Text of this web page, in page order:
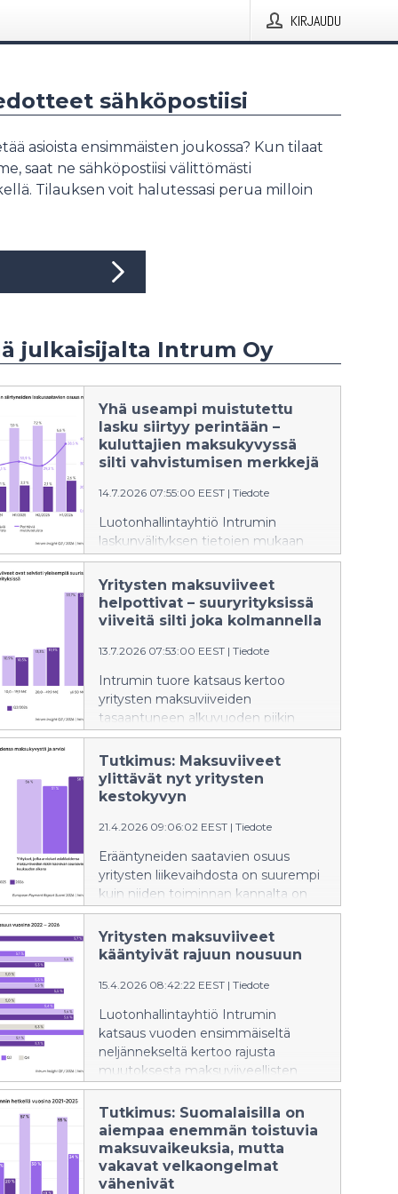
KIRJAUDU
sähköpostiisi
asioista ensimmäisten joukossa? Kun tilaat
saat ne sähköpostiisi välittömästi
Tilauksen voit halutessasi perua milloin
julkaisijalta Intrum Oy
Yhä useampi muistutettu
lasku siirtyy perintään –
kuluttajien maksukyvyssä
silti vahvistumisen merkkejä
14.7.2026 07:55:00 EEST | Tiedote
Luotonhallintayhtiö Intrumin
laskunvälityksen tietojen mukaan
kaikista laskuista sekä
muistutetuista laskuista perintään
siirtyvien osuudet ovat nousseet
korkeimmalle tasolle viiteen
laskuista perintään siirtyi aiempaa
huomattavasti suurempi osuus.
Samalla kuluttajaperinnän tiedoissa
näkyy kaksijakoinen kehitys:
perintätapausten määrät kasvoivat,
perintäonnistumilla mitattuna.
Yritysten maksuviiveet
helpottivat – suuryrityksissä
viiveitä silti joka kolmannella
13.7.2026 07:53:00 EEST | Tiedote
Intrumin tuore katsaus kertoo
yritysten maksuviiveiden
tasaantuneen alkuvuoden piikin
jälkeen. Maksuviiveellisten yritysten
osuus laski keväällä, mutta tarkempi
tutkimus osoittaa viiveiden
painottuvan edelleen suuriin
konkurssien määrä pysyy korkealla.
Tutkimus: Maksuviiveet
ylittävät nyt yritysten
kestokyvyn
21.4.2026 09:06:02 EEST | Tiedote
Erääntyneiden saatavien osuus
yritysten liikevaihdosta on suurempi
kuin niiden toiminnan kannalta on
kestävää, paljastaa
luotonhallintayhtiö Intrumin tuore
Eurooppalainen maksutaparaportti.
maksuviiveiden riskien kasvavan
sekä kertovat niiden vaikutusten
jarruttavan liiketoiminnan kasvua ja
heikentävän tuottavuutta monin
tavoin. Samaan aikaan yritysten tulisi
pitää kassavirtansa tehokkaana
epävakauden keskellä.
Yritysten maksuviiveet
kääntyivät rajuun nousuun
15.4.2026 08:42:22 EEST | Tiedote
Luotonhallintayhtiö Intrumin
katsaus vuoden ensimmäiseltä
neljännekseltä kertoo rajusta
muutoksesta maksuviiveellisten
yritysten määrässä.
Maksuviiveellisten yritysten osuus
nousi jyrkästi vuoden 2025
viimeiseen neljännekseen sekä
vuodentakaiseen verrattuna ja on
tällä hetkellä korkeimmalla tasolla
Tutkimus: Suomalaisilla on
aiempaa enemmän toistuvia
maksuvaikeuksia, mutta
vakavat velkaongelmat
vähenivät